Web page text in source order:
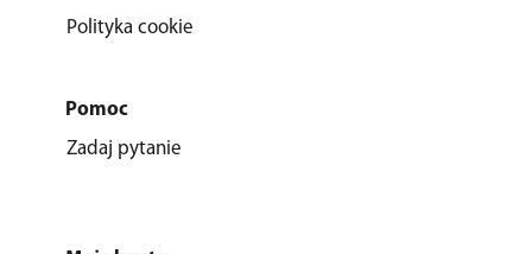
Polityka cookie
Pomoc
Zadaj pytanie